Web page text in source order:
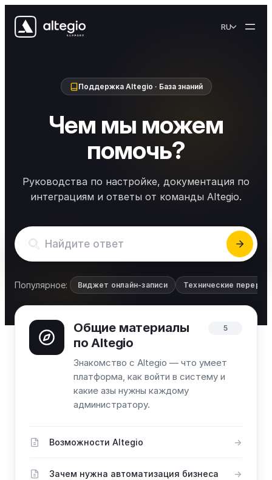
RU
Поддержка Altegio · База знаний
Чем мы можем
помочь?
Руководства по настройке, документация по
интеграциям и ответы от команды Altegio.
Популярное: Виджет онлайн-записи Технические
Общие материалы
по Altegio
5
Знакомство с Altegio — что умеет
платформа, как войти в систему и
какие азы нужны каждому
администратору.
Возможности Altegio
Зачем нужна автоматизация бизнеса